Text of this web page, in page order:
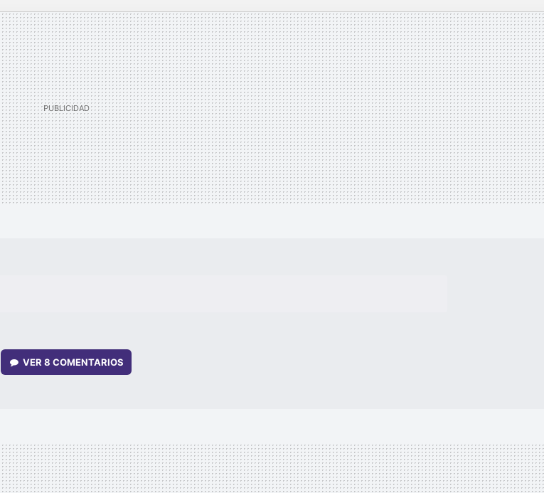
VER 8 COMENTARIOS